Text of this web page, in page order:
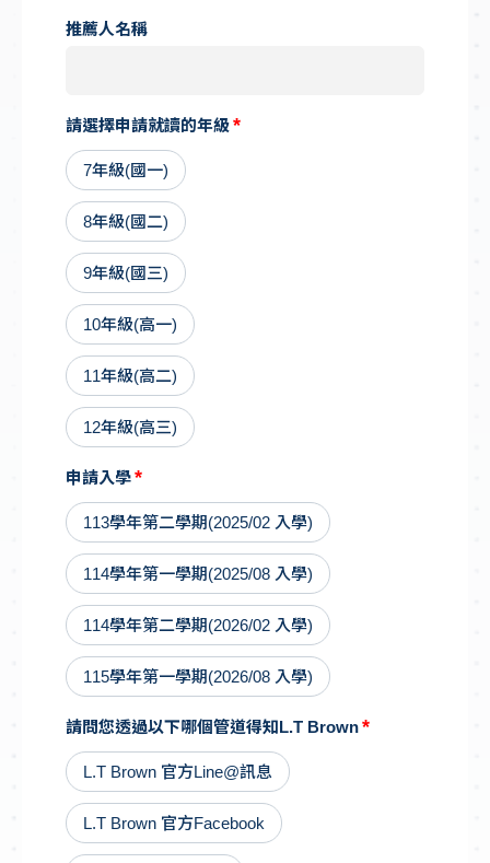
推薦人名稱
請選擇申請就讀的年級
7年級(國一)
8年級(國二)
9年級(國三)
10年級(高一)
11年級(高二)
12年級(高三)
申請入學
113學年第二學期(2025/02 入學)
114學年第一學期(2025/08 入學)
114學年第二學期(2026/02 入學)
115學年第一學期(2026/08 入學)
請問您透過以下哪個管道得知L.T Brown
L.T Brown 官方Line@訊息
L.T Brown 官方Facebook